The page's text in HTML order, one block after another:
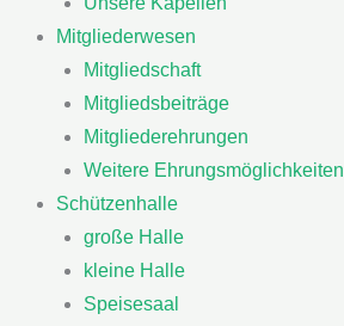
Mitgliederwesen
Mitgliedschaft
Mitgliedsbeiträge
Mitgliederehrungen
Weitere Ehrungsmöglichkeiten
Schützenhalle
große Halle
kleine Halle
Speisesaal